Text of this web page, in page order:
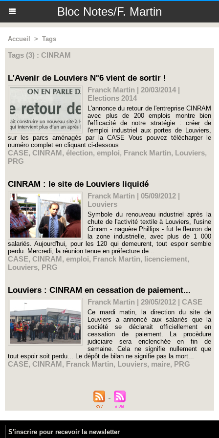
Bloc Notes/F. Martin
Accueil > Tags
Tags (3) : CINRAM
L'Avenir de Louviers N°6 vient de sortir !
Franck Martin | 20/03/2014 |
Elections 2014
L'annonce du retour de l'entreprise CINRAM
avec plus de 200 emplois montre bien
l'efficacité de notre stratégie : créer de
l'emploi industriel aux portes de Louviers,
sur les parcs aménagés par la CASE Vous pouvez télécharger le
numéro complet en cliquant ci-dessous
CASE, CINRAM, élection, emploi, Franck Martin, Louviers,
PRG
CINRAM : le site de Louviers liquidé
Franck Martin | 05/09/2012 |
Louviers
Symbole du renouveau industriel après la
chute de l'activité textile à Louviers, l'usine
Cinram - naguère Phillips - fut le fleuron de
la zone industrielle, avec plus de 1 000
salariés. Aujourd'hui, pour les 120 qui demeurent, tout espoir semble
perdu. Mercredi, la réunion tenue en préfecture de...
CASE, CINRAM, emploi, Franck Martin, licenciement,
Louviers, PRG
Louviers : CINRAM en cessation de paiement...
Franck Martin | 29/05/2012 | CASE
Ce mardi matin, la direction du site de
Louviers a annoncé aux salariés que la
société se déclarait officiellement en
cessation de paiement. La procèdure
judiciaire sera enclenchée en fin de
semaine. Cela ne signifie nullement que
tout espoir soit perdu... Le dépôt de bilan ne signifie pas la mort...
CASE, CINRAM, Franck Martin, Louviers, maire, PRG
S'inscrire pour recevoir la newsletter